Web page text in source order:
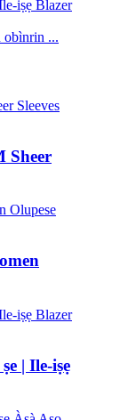
obìnrin ...
Sheer
| Ile-iṣẹ